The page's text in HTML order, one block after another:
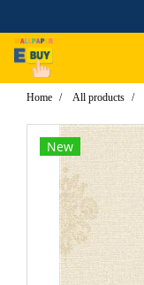
Home All products
New